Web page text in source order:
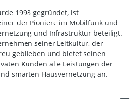
1998 gegründet, ist
der Pioniere im Mobilfunk und
und Infrastruktur beteiligt.
seiner Leitkultur, der
geblieben und bietet seinen
Kunden alle Leistungen der
smarten Hausvernetzung an.